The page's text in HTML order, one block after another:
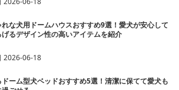
れな犬用ドームハウスおすすめ9選！愛犬が安心して
げるデザイン性の高いアイテムを紹介
2026-06-18
ドーム型犬ベッドおすすめ5選！清潔に保てて愛犬も